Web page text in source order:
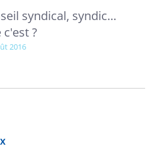
syndical, syndic…
?
2016